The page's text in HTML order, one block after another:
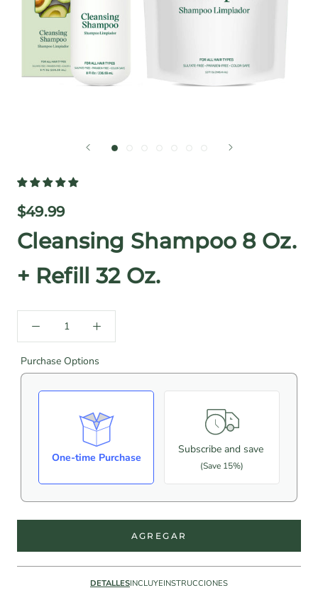
$49.99
Cleansing Shampoo 8 Oz.
+ Refill 32 Oz.
Purchase Options
One-time Purchase
Subscribe and save
(Save 15%)
AGREGAR
DETALLESINCLUYEINSTRUCCIONES